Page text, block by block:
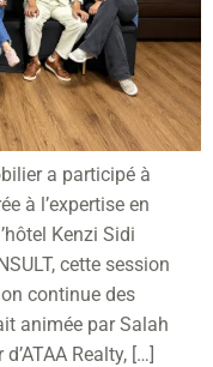
a participé à
à l’expertise en
Kenzi Sidi
cette session
continue des
animée par Salah
Realty, […]